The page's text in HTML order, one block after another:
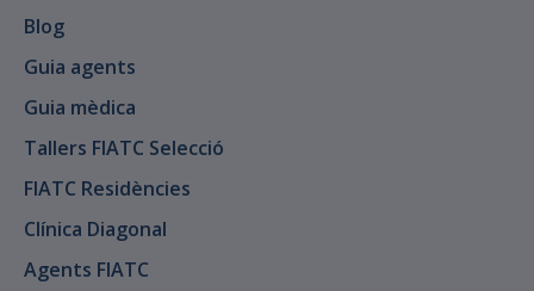
Blog
Guia agents
Guia mèdica
Tallers FIATC Selecció
FIATC Residències
Clínica Diagonal
Agents FIATC